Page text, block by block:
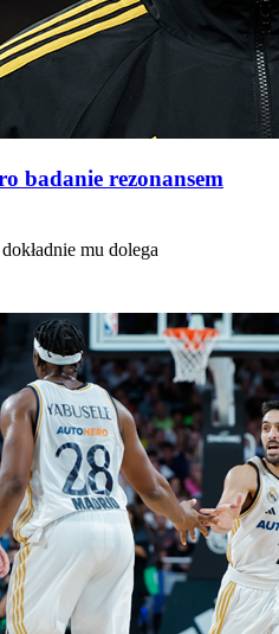
badanie rezonansem
mu dolega